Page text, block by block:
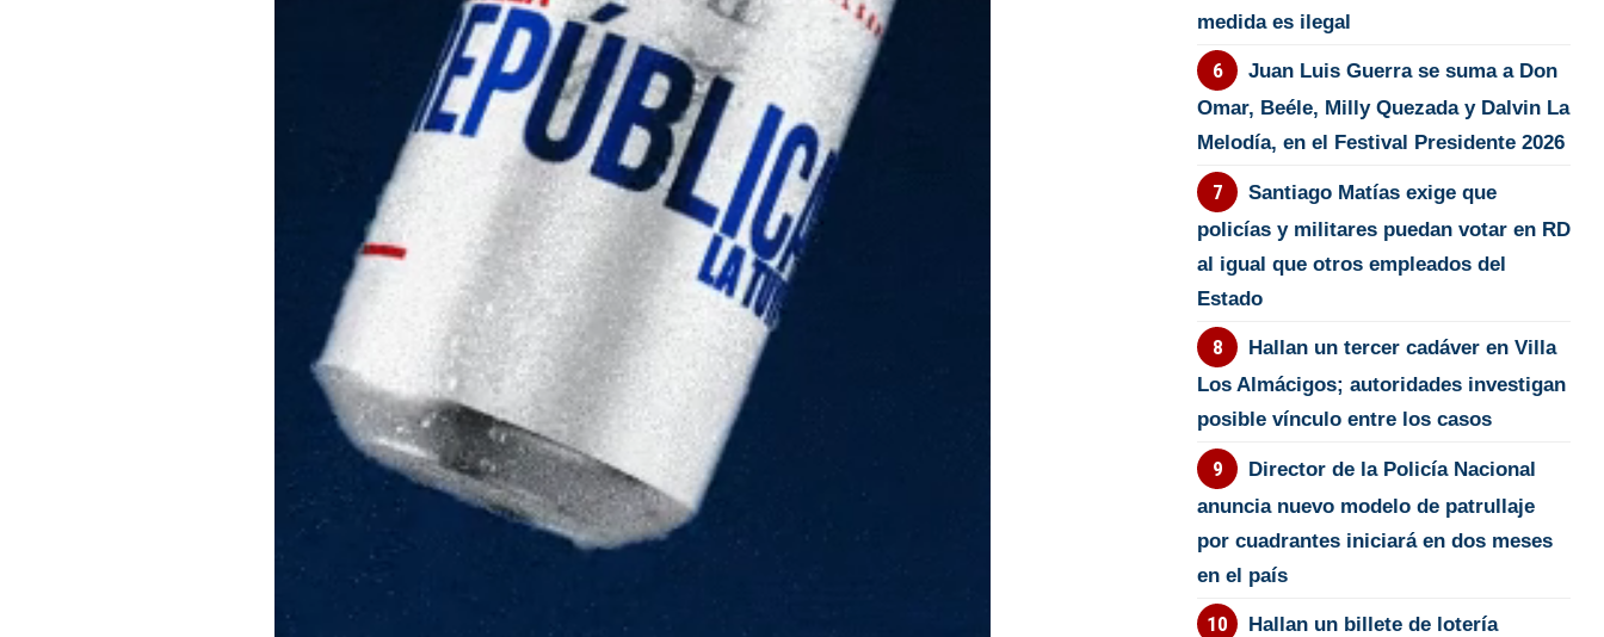
medida es ilegal
Juan Luis Guerra se suma a Don
Omar, Beéle, Milly Quezada y Dalvin La
Melodía, en el Festival Presidente 2026
Santiago Matías exige que
policías y militares puedan votar en RD
al igual que otros empleados del
Estado
Hallan un tercer cadáver en Villa
Los Almácigos; autoridades investigan
posible vínculo entre los casos
Director de la Policía Nacional
anuncia nuevo modelo de patrullaje
por cuadrantes iniciará en dos meses
en el país
Hallan un billete de lotería